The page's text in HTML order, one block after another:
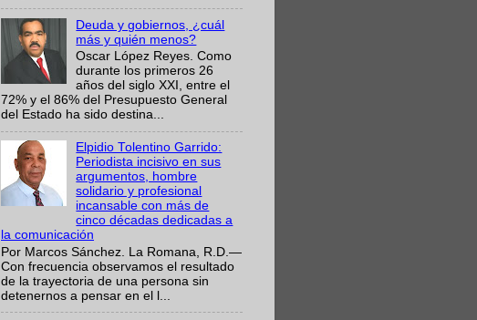
Deuda y gobiernos, ¿cuál
más y quién menos?
Oscar López Reyes. Como
durante los primeros 26
años del siglo XXI, entre el
72% y el 86% del Presupuesto General
del Estado ha sido destina...
Elpidio Tolentino Garrido:
Periodista incisivo en sus
argumentos, hombre
solidario y profesional
incansable con más de
cinco décadas dedicadas a
la comunicación
Por Marcos Sánchez. La Romana, R.D.—
Con frecuencia observamos el resultado
de la trayectoria de una persona sin
detenernos a pensar en el l...